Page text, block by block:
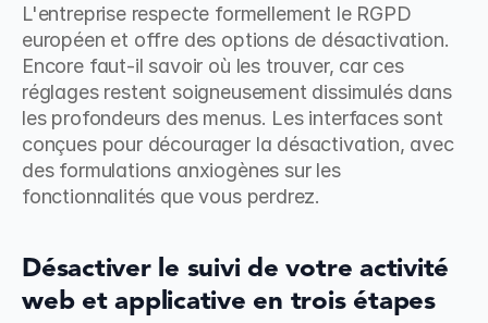
L'entreprise respecte formellement le RGPD
européen et offre des options de désactivation.
Encore faut-il savoir où les trouver, car ces
réglages restent soigneusement dissimulés dans
les profondeurs des menus. Les interfaces sont
conçues pour décourager la désactivation, avec
des formulations anxiogènes sur les
fonctionnalités que vous perdrez.
Désactiver le suivi de votre activité
web et applicative en trois étapes